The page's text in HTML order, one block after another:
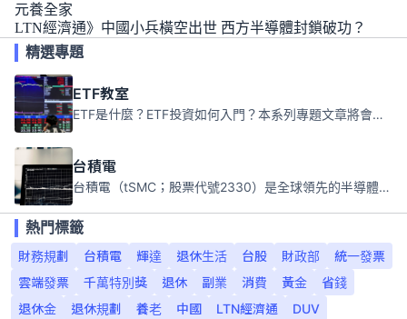
元養全家
LTN經濟通》中國小兵橫空出世 西方半導體封鎖破功？
精選專題
ETF教室
ETF是什麼？ETF投資如何入門？本系列專題文章將會告訴你新手必須知道的ETF基礎知識。
台積電
台積電（tSMC；股票代號2330）是全球領先的半導體代工公司，成立於1987年，總部位於台灣新竹。且已於美國、日本、德國及中國設廠，台積電是全球首家專業積體電路製造服務公司，也是全球最先進和最大規模的半導體代工廠。
熱門標籤
財務規劃
台積電 輝達 退休生活 台股 財政部
統一發票
雲端發票
千萬特別獎 退休 副業 消費 黃金
省錢
退休金
退休規劃 養老 中國 LTN經濟通 DUV